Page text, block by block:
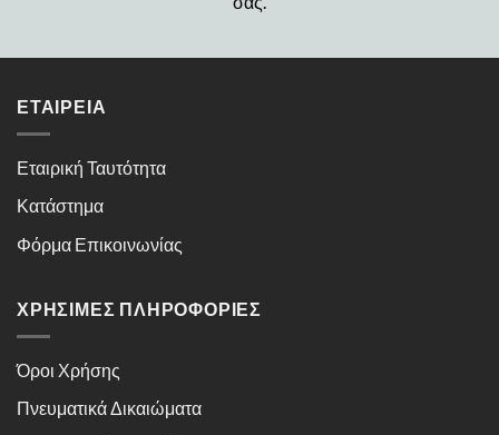
ΕΤΑΙΡΕΊΑ
Εταιρική Ταυτότητα
Κατάστημα
Φόρμα Επικοινωνίας
ΧΡΉΣΙΜΕΣ ΠΛΗΡΟΦΟΡΊΕΣ
Όροι Χρήσης
Πνευματικά Δικαιώματα